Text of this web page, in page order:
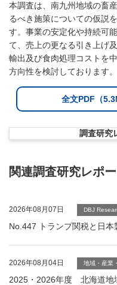
本調査は、南九州地域の畜
るべき施策についての仮説
す。事業の安定化や持続可
て、売上の更なる引き上げ
輸出及び食肉処理コストを
方向性を検討しております。
全文PDF（
調査研究
関連調査研究レポー
2026年08月07日 DBJ
No.447 トランプ関税と日
2026年08月04日 地域・産業
2025・2026年度 北海道地